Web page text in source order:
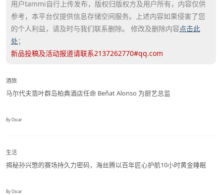
酒旅
马尔代夫翡叶群岛柏典酒店任命 Beñat Alonso 为厨艺总监
By Oscar
生活
揭秘孙兴慜的赛场持久力密码，海丝腾以百年匠心护航10小时黄金睡眠
By Oscar
用户tammi自行上传发布，版权归版权方及用户所有，内容仅供
参考，本平台仅提供信息存储空间服务。上述内容如果侵害了您
的个人利益，请及时与我们联系删除。 修改及删除内容点击此
处；
新品投稿及活动报道请联系2137262770#qq.com